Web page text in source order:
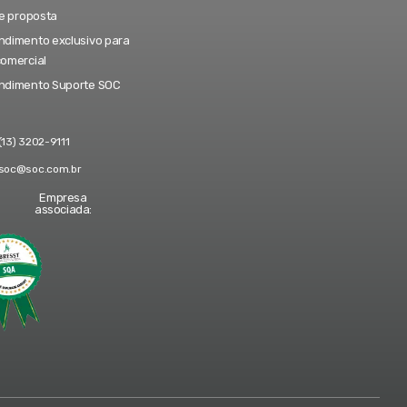
proposta
exclusivo para
Suporte SOC
3202-9111
Empresa
associada: